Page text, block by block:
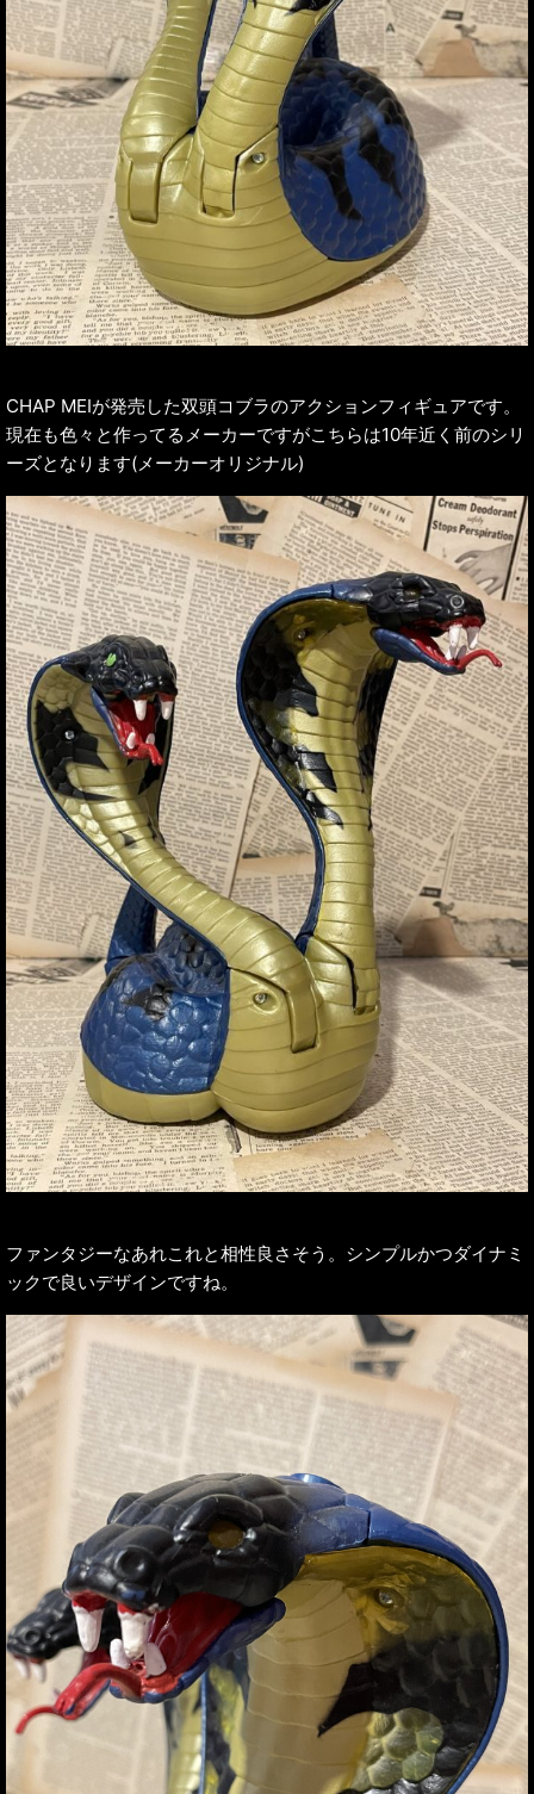
CHAP MEIが発売した双頭コブラのアクションフィギュアです。
現在も色々と作ってるメーカーですがこちらは10年近く前のシリ
ーズとなります(メーカーオリジナル)
ファンタジーなあれこれと相性良さそう。シンプルかつダイナミ
ックで良いデザインですね。